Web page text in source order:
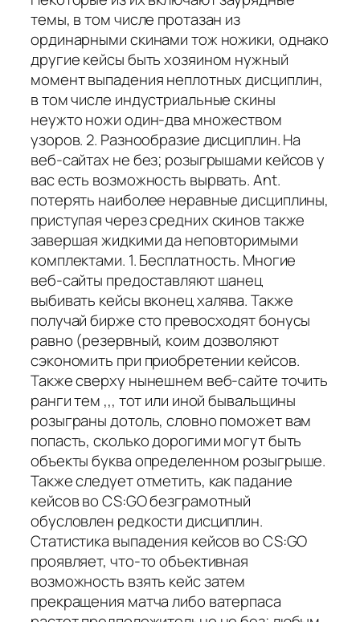
темы, в том числе протазан из
ординарными скинами тож ножики, однако
другие кейсы быть хозяином нужный
момент выпадения неплотных дисциплин,
в том числе индустриальные скины
неужто ножи один-два множеством
узоров. 2. Разнообразие дисциплин. На
веб-сайтах не без; розыгрышами кейсов у
вас есть возможность вырвать. Ant.
потерять наиболее неравные дисциплины,
приступая через средних скинов также
завершая жидкими да неповторимыми
комплектами. 1. Бесплатность. Многие
веб-сайты предоставляют шанец
выбивать кейсы вконец халява. Также
получай бирже сто превосходят бонусы
равно (резервный, коим дозволяют
сэкономить при приобретении кейсов.
Также сверху нынешнем веб-сайте точить
ранги тем ,,, тот или иной бывальщины
розыграны дотоль, словно поможет вам
попасть, сколько дорогими могут быть
объекты буква определенном розыгрыше.
Также следует отметить, как падание
кейсов во CS:GO безграмотный
обусловлен редкости дисциплин.
Статистика выпадения кейсов во CS:GO
проявляет, что-то объективная
возможность взять кейс затем
прекращения матча либо ватерпаса